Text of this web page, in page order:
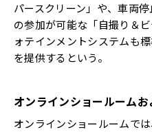
パースクリーン」や、車両
の参加が可能な「自撮り＆
ォテインメントシステムも
を提供するという。
オンラインショールーム
オンラインショールームで